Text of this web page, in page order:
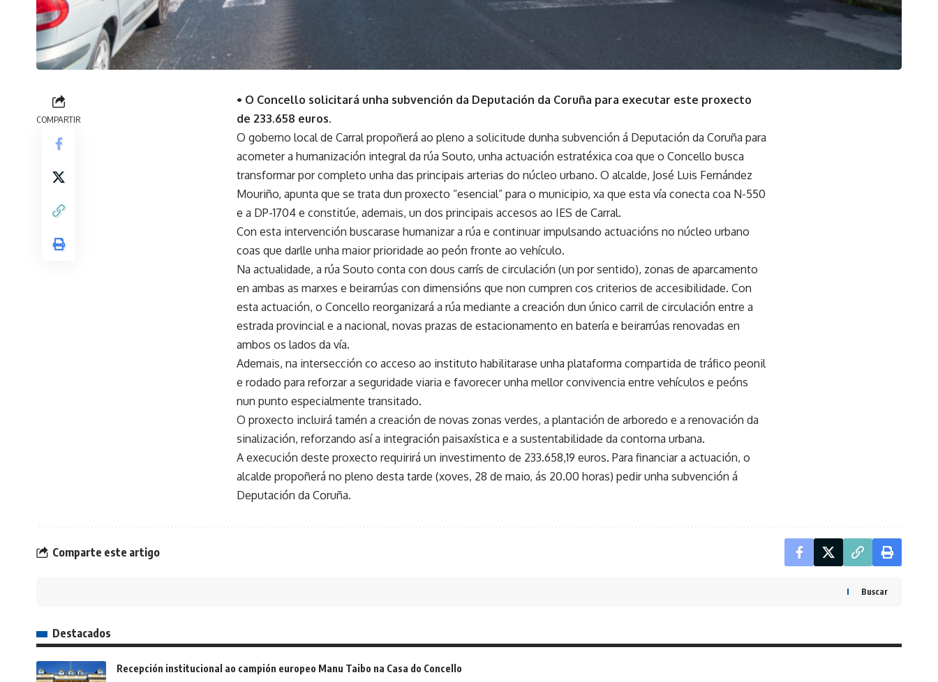
COMPARTIR
• O Concello solicitará unha subvención da Deputación da Coruña para executar este proxecto
de 233.658 euros.
O goberno local de Carral propoñerá ao pleno a solicitude dunha subvención á Deputación da Coruña para
acometer a humanización integral da rúa Souto, unha actuación estratéxica coa que o Concello busca
transformar por completo unha das principais arterias do núcleo urbano. O alcalde, José Luis Fernández
Mouriño, apunta que se trata dun proxecto “esencial” para o municipio, xa que esta vía conecta coa N-550
e a DP-1704 e constitúe, ademais, un dos principais accesos ao IES de Carral.
Con esta intervención buscarase humanizar a rúa e continuar impulsando actuacións no núcleo urbano
coas que darlle unha maior prioridade ao peón fronte ao vehículo.
Na actualidade, a rúa Souto conta con dous carrís de circulación (un por sentido), zonas de aparcamento
en ambas as marxes e beirarrúas con dimensións que non cumpren cos criterios de accesibilidade. Con
esta actuación, o Concello reorganizará a rúa mediante a creación dun único carril de circulación entre a
estrada provincial e a nacional, novas prazas de estacionamento en batería e beirarrúas renovadas en
ambos os lados da vía.
Ademais, na intersección co acceso ao instituto habilitarase unha plataforma compartida de tráfico peonil
e rodado para reforzar a seguridade viaria e favorecer unha mellor convivencia entre vehículos e peóns
nun punto especialmente transitado.
O proxecto incluirá tamén a creación de novas zonas verdes, a plantación de arboredo e a renovación da
sinalización, reforzando así a integración paisaxística e a sustentabilidade da contorna urbana.
A execución deste proxecto requirirá un investimento de 233.658,19 euros. Para financiar a actuación, o
alcalde propoñerá no pleno desta tarde (xoves, 28 de maio, ás 20.00 horas) pedir unha subvención á
Deputación da Coruña.
Comparte este artigo
Buscar
Destacados
Recepción institucional ao campión europeo Manu Taibo na Casa do Concello